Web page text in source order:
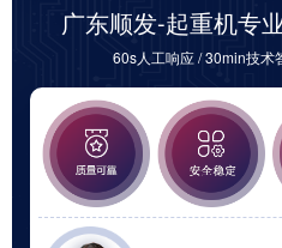
广东顺发-起重机专
60s人工响应 / 30min技术